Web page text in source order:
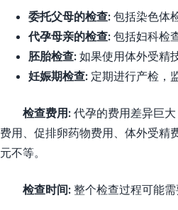
委托父母的检查: 包括染色体
代孕母亲的检查: 包括妇科检
胚胎检查: 如果使用体外受精
妊娠期检查: 定期进行产检，
检查费用: 代孕的费用差异巨
费用、促排卵药物费用、体外受精
元不等。
检查时间: 整个检查过程可能